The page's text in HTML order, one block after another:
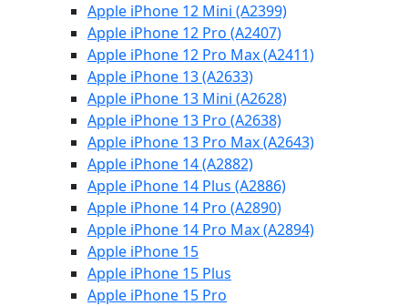
Apple iPhone 12 Mini (A2399)
Apple iPhone 12 Pro (A2407)
Apple iPhone 12 Pro Max (A2411)
Apple iPhone 13 (A2633)
Apple iPhone 13 Mini (A2628)
Apple iPhone 13 Pro (A2638)
Apple iPhone 13 Pro Max (A2643)
Apple iPhone 14 (A2882)
Apple iPhone 14 Plus (A2886)
Apple iPhone 14 Pro (A2890)
Apple iPhone 14 Pro Max (A2894)
Apple iPhone 15
Apple iPhone 15 Plus
Apple iPhone 15 Pro